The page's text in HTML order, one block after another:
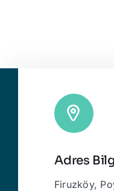
Adres
Firuzköy,